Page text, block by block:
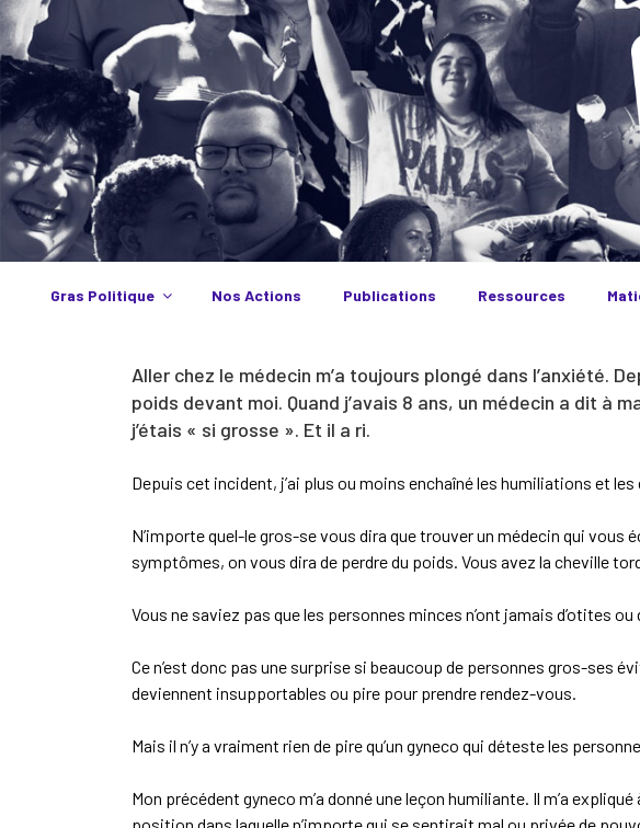
Aller
au
contenu
principal
Gras Politique Nos Actions Publications Ressources
Aller chez le médecin m’a toujours plongé dans l’anxiété.
poids devant moi. Quand j’avais 8 ans, un médecin a dit à
j’étais « si grosse ». Et il a ri.
Depuis cet incident, j’ai plus ou moins enchaîné les humiliations et
N’importe quel-le gros-se vous dira que trouver un médecin qui
symptômes, on vous dira de perdre du poids. Vous avez la cheville
Vous ne saviez pas que les personnes minces n’ont jamais d’otites ou
Ce n’est donc pas une surprise si beaucoup de personnes gros-ses
deviennent insupportables ou pire pour prendre rendez-vous.
Mais il n’y a vraiment rien de pire qu’un gyneco qui déteste les
Mon précédent gyneco m’a donné une leçon humiliante. Il m’a